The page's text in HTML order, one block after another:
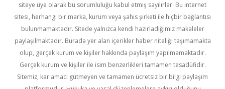
siteye üye olarak bu sorumluluğu kabul etmiş sayılırlar. Bu internet
sitesi, herhangi bir marka, kurum veya şahıs şirketi ile hiçbir bağlantısı
bulunmamaktadır. Sitede yalnızca kendi hazırladığımız makaleler
paylaşılmaktadır. Burada yer alan içerikler haber niteliği taşımamakta
olup, gerçek kurum ve kişiler hakkında paylaşım yapılmamaktadır.
Gerçek kurum ve kişiler ile isim benzerlikleri tamamen tesadüfidir.
Sitemiz, kar amacı gütmeyen ve tamamen ücretsiz bir bilgi paylaşım